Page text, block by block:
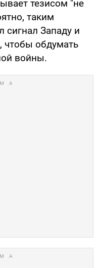
тезисом "не
таким
сигнал Западу и
чтобы обдумать
войны.